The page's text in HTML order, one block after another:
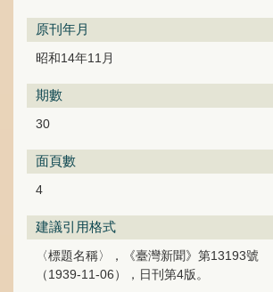
原刊年月
昭和14年11月
期數
30
面頁數
4
建議引用格式
〈標題名稱〉，《臺灣新聞》第13193號
（1939-11-06），日刊第4版。